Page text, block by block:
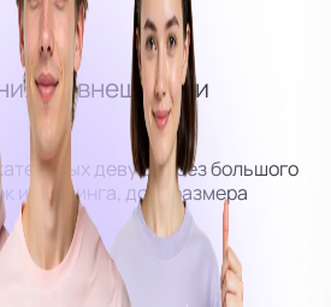
Куратор
по внешности
девушек без большого
и пирсинга, до М размера